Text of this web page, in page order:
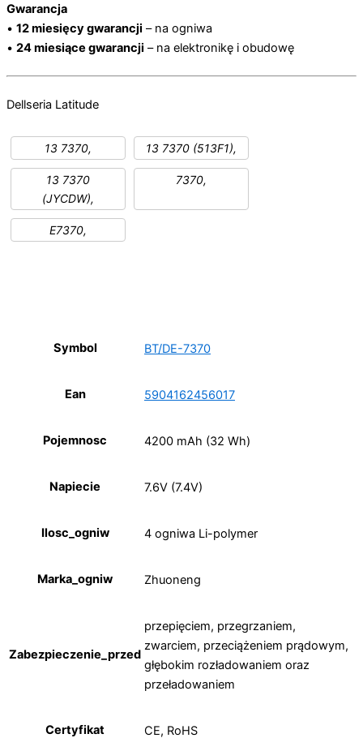
Gwarancja
• 12 miesięcy gwarancji – na ogniwa
• 24 miesiące gwarancji – na elektronikę i obudowę
Dellseria Latitude
13 7370, 13 7370 (513F1),
13 7370
(JYCDW),
7370,
E7370,
Symbol BT/DE-7370
Ean 5904162456017
Pojemnosc 4200 mAh (32 Wh)
Napiecie 7.6V (7.4V)
Ilosc_ogniw 4 ogniwa Li-polymer
Marka_ogniw Zhuoneng
Zabezpieczenie_przed
przepięciem, przegrzaniem,
zwarciem, przeciążeniem prądowym,
głębokim rozładowaniem oraz
przeładowaniem
Certyfikat CE, RoHS